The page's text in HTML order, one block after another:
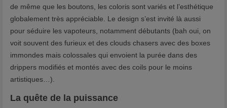
de même que les boutons, les coloris sont variés et l’esthétique
globalement très appréciable. Le design s’est invité là aussi
pour séduire les vapoteurs, notamment débutants (bah oui, on
voit souvent des furieux et des clouds chasers avec des boxes
immondes mais colossales qui envoient la purée dans des
drippers modifiés et montés avec des coils pour le moins
artistiques…).
La quête de la puissance